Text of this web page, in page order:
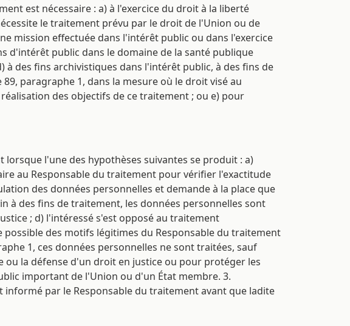
est nécessaire : a) à l'exercice du droit à la liberté
le traitement prévu par le droit de l'Union ou de
mission effectuée dans l'intérêt public ou dans l'exercice
d'intérêt public dans le domaine de la santé publique
des fins archivistiques dans l'intérêt public, à des fins de
paragraphe 1, dans la mesure où le droit visé au
des objectifs de ce traitement ; ou e) pour
l'une des hypothèses suivantes se produit : a)
au Responsable du traitement pour vérifier l'exactitude
des données personnelles et demande à la place que
à des fins de traitement, les données personnelles sont
; d) l'intéressé s'est opposé au traitement
des motifs légitimes du Responsable du traitement
1, ces données personnelles ne sont traitées, sauf
ou la défense d'un droit en justice ou pour protéger les
important de l'Union ou d'un État membre. 3.
par le Responsable du traitement avant que ladite